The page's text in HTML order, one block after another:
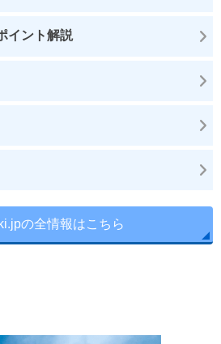
イント解説
の全情報はこちら